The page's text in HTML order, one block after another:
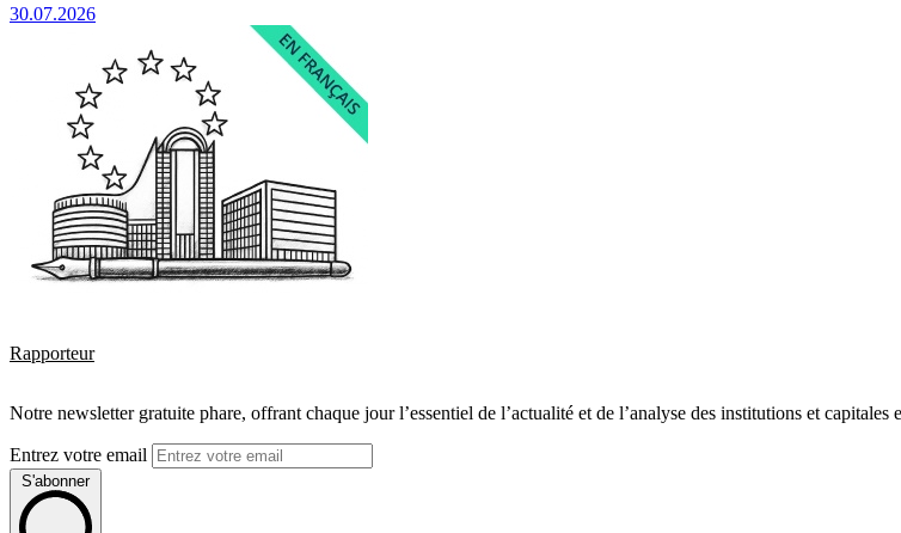
30.07.2026
Rapporteur
Notre newsletter gratuite phare, offrant chaque jour l’essentiel de l’actualité et de l’analyse des institutions et
Entrez votre email
S'abonner